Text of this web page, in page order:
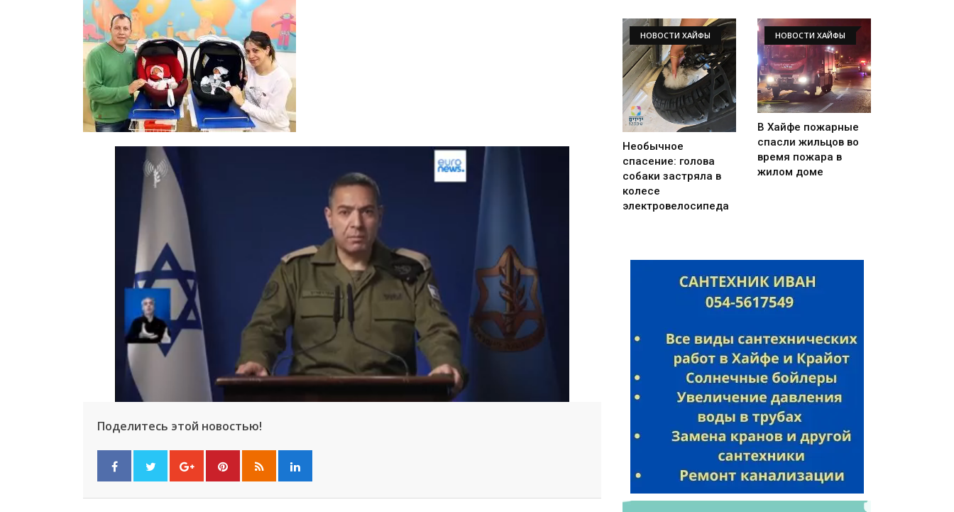
Поделитесь этой новостью!
НОВОСТИ ХАЙФЫ
Необычное
спасение: голова
собаки застряла в
колесе
электровелосипеда
НОВОСТИ ХАЙФЫ
В Хайфе пожарные
спасли жильцов во
время пожара в
жилом доме